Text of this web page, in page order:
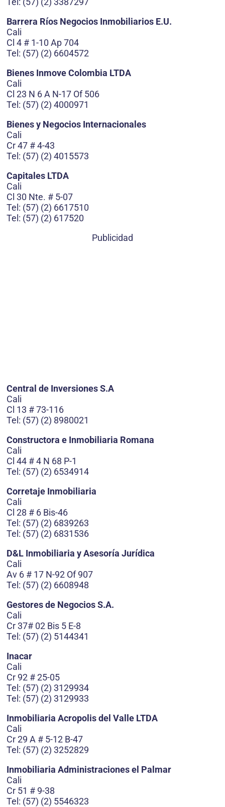
Barrera Ríos Negocios Inmobiliarios E.U.
Cali
Cl 4 # 1-10 Ap 704
Tel: (57) (2) 6604572
Bienes Inmove Colombia LTDA
Cali
Cl 23 N 6 A N-17 Of 506
Tel: (57) (2) 4000971
Bienes y Negocios Internacionales
Cali
Cr 47 # 4-43
Tel: (57) (2) 4015573
Capitales LTDA
Cali
Cl 30 Nte. # 5-07
Tel: (57) (2) 6617510
Tel: (57) (2) 617520
Publicidad
Central de Inversiones S.A
Cali
Cl 13 # 73-116
Tel: (57) (2) 8980021
Constructora e Inmobiliaria Romana
Cali
Cl 44 # 4 N 68 P-1
Tel: (57) (2) 6534914
Corretaje Inmobiliaria
Cali
Cl 28 # 6 Bis-46
Tel: (57) (2) 6839263
Tel: (57) (2) 6831536
D&L Inmobiliaria y Asesoría Jurídica
Cali
Av 6 # 17 N-92 Of 907
Tel: (57) (2) 6608948
Gestores de Negocios S.A.
Cali
Cr 37# 02 Bis 5 E-8
Tel: (57) (2) 5144341
Inacar
Cali
Cr 92 # 25-05
Tel: (57) (2) 3129934
Tel: (57) (2) 3129933
Inmobiliaria Acropolis del Valle LTDA
Cali
Cr 29 A # 5-12 B-47
Tel: (57) (2) 3252829
Inmobiliaria Administraciones el Palmar
Cali
Cr 51 # 9-38
Tel: (57) (2) 5546323